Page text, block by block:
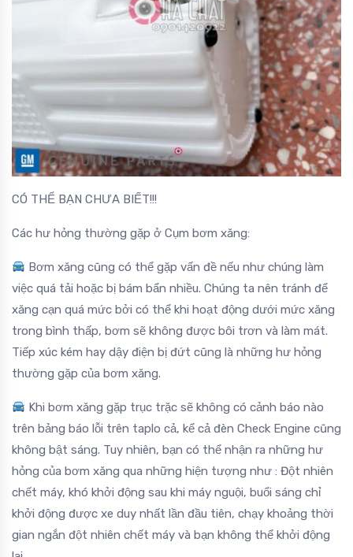
CÓ THỂ BẠN CHƯA BIẾT!!!
Các hư hỏng thường gặp ở Cụm bơm xăng:
Bơm xăng cũng có thể gặp vấn đề nếu như chúng làm
việc quá tải hoặc bị bám bẩn nhiều. Chúng ta nên tránh để
xăng cạn quá mức bởi có thể khi hoạt động dưới mức xăng
trong bình thấp, bơm sẽ không được bôi trơn và làm mát.
Tiếp xúc kém hay dậy điện bị đứt cũng là những hư hỏng
thường gặp của bơm xăng.
Khi bơm xăng gặp trục trặc sẽ không có cảnh báo nào
trên bảng báo lỗi trên taplo cả, kể cả đèn Check Engine cũng
không bật sáng. Tuy nhiên, bạn có thể nhận ra những hư
hỏng của bơm xăng qua những hiện tượng như : Đột nhiên
chết máy, khó khởi động sau khi máy nguội, buổi sáng chỉ
khởi động được xe duy nhất lần đầu tiên, chạy khoảng thời
gian ngắn đột nhiên chết máy và bạn không thể khởi động